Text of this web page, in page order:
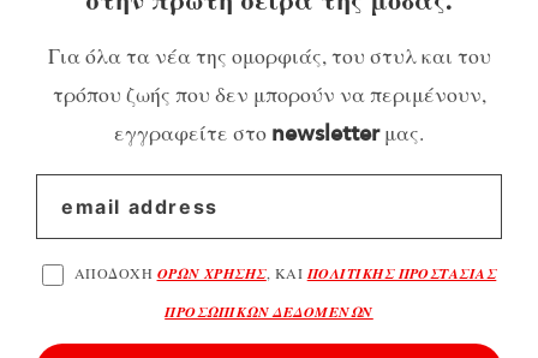
Για όλα τα νέα της ομορφιάς, του στυλ και του
τρόπου ζωής που δεν μπορούν να περιμένουν,
εγγραφείτε στο newsletterμας.
ΑΠΟΔΟΧΗ ΟΡΩΝ ΧΡΗΣΗΣ, ΚΑΙ ΠΟΛΙΤΙΚΗΣ ΠΡΟΣΤΑΣΙΑΣ
ΠΡΟΣΩΠΙΚΩΝ ΔΕΔΟΜΕΝΩΝ